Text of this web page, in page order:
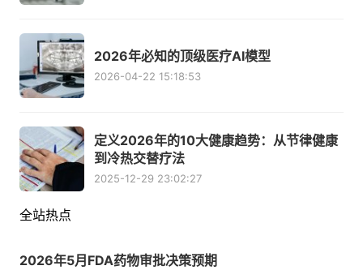
2026年必知的顶级医疗AI模型
2026-04-22 15:18:53
定义2026年的10大健康趋势：从节律健康
到冷热交替疗法
2025-12-29 23:02:27
全站热点
2026年5月FDA药物审批决策预期